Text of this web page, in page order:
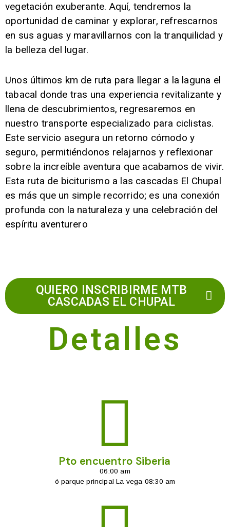
vegetación exuberante. Aquí, tendremos la
oportunidad de caminar y explorar, refrescarnos
en sus aguas y maravillarnos con la tranquilidad y
la belleza del lugar.
Unos últimos km de ruta para llegar a la laguna el
tabacal donde tras una experiencia revitalizante y
llena de descubrimientos, regresaremos en
nuestro transporte especializado para ciclistas.
Este servicio asegura un retorno cómodo y
seguro, permitiéndonos relajarnos y reflexionar
sobre la increíble aventura que acabamos de vivir.
Esta ruta de biciturismo a las cascadas El Chupal
es más que un simple recorrido; es una conexión
profunda con la naturaleza y una celebración del
espíritu aventurero
QUIERO INSCRIBIRME MTB
CASCADAS EL CHUPAL
Detalles
Pto encuentro Siberia
06:00 am
ó parque principal La vega 08:30 am